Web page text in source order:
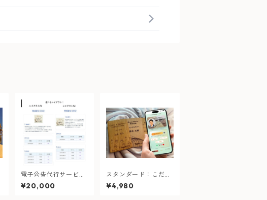
電子公告代行サービス
（新規依頼）ーURLを
記録したNFC案内カー
¥20,000
スタンダード：こだわ
りたい方
¥4,980